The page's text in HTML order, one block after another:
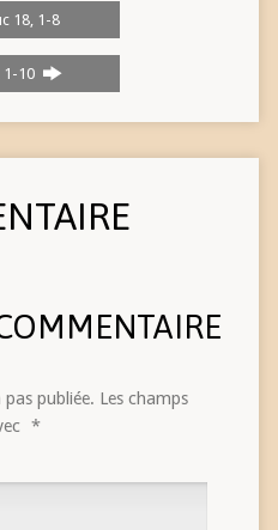
18, 1-8
1-10
pas publiée. Les champs
*